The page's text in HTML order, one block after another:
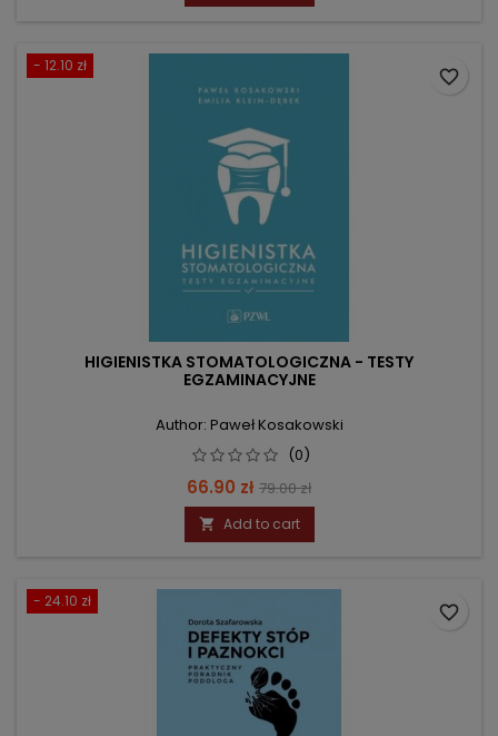
- 12.10 zł
HIGIENISTKA STOMATOLOGICZNA - TESTY
EGZAMINACYJNE
Author: Paweł Kosakowski
(0)
Price
66.90 zł Regular
price
79.00 zł
 Add to cart
favorite_border
- 24.10 zł
favorite_border